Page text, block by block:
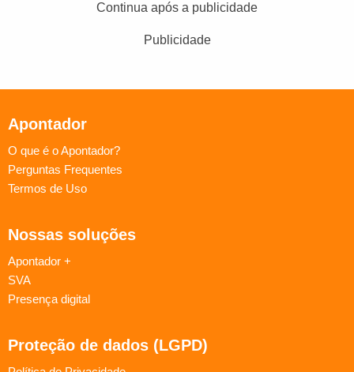
Continua após a publicidade
Publicidade
Apontador
O que é o Apontador?
Perguntas Frequentes
Termos de Uso
Nossas soluções
Apontador +
SVA
Presença digital
Proteção de dados (LGPD)